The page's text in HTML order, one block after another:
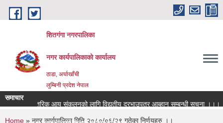
Skip to main content
शितगंगा नगरपालिका
नगर कार्यपालिकाकाे कार्यालय
ठाडा, अर्घाखाँची
लुम्बिनी प्रदेश नेपाल
समाचार
आन्तरिक आय संकलनको लागि विद्युतीय दरभाउपत्र आब्हान सम्बन्धी सूचना ।।।
Home » नगर कार्यपालिका मिति २०८०/०६/२९ गतेका निर्णयहरु ।।